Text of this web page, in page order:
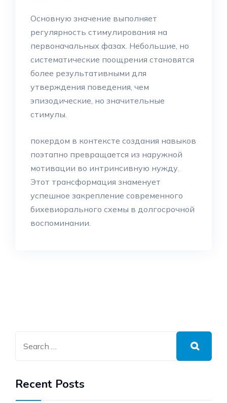
Основную значение выполняет
регулярность стимулирования на
первоначальных фазах. Небольшие, но
систематические поощрения становятся
более результативными для
утверждения поведения, чем
эпизодические, но значительные
стимулы.
покердом в контексте создания навыков
поэтапно превращается из наружной
мотивации во интринсивную нужду.
Этот трансформация знаменует
успешное закрепление современного
бихевиорального схемы в долгосрочной
воспоминании.
Recent Posts